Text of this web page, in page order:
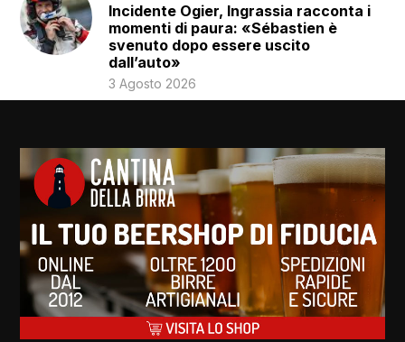
Incidente Ogier, Ingrassia racconta i
momenti di paura: «Sébastien è
svenuto dopo essere uscito
dall’auto»
3 Agosto 2026